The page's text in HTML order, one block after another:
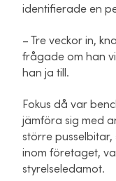
identifierade en
– Tre veckor in,
frågade om han
han ja till.
Fokus då var
jämföra sig med
större
inom företaget,
styrelseledamot.